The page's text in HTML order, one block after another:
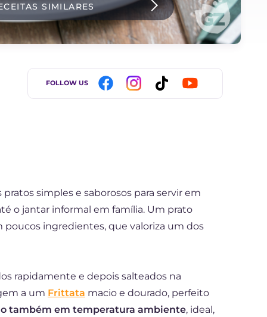
SIMILARES
FOLLOW US
simples e saborosos para servir em
o jantar informal em família. Um prato
ingredientes, que valoriza um dos
rapidamente e depois salteados na
a um Frittata macio e dourado, perfeito
também em temperatura ambiente, ideal,